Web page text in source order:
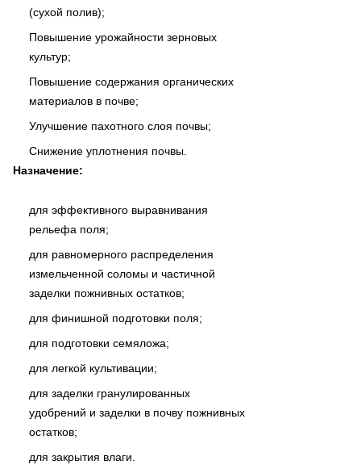
(сухой полив);
Повышение урожайности зерновых
культур;
Повышение содержания органических
материалов в почве;
Улучшение пахотного слоя почвы;
Снижение уплотнения почвы.
Назначение:
для эффективного выравнивания
рельефа поля;
для равномерного распределения
измельченной соломы и частичной
заделки пожнивных остатков;
для финишной подготовки поля;
для подготовки семяложа;
для легкой культивации;
для заделки гранулированных
удобрений и заделки в почву пожнивных
остатков;
для закрытия влаги.